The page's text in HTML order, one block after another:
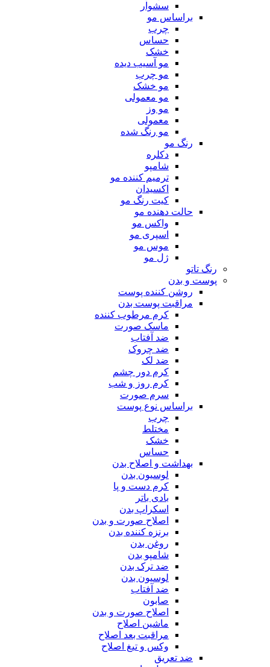
سشوار
براساس مو
چرب
حساس
خشک
مو آسیب دیده
مو چرب
مو خشک
مو معمولی
مو وز
معمولی
مو رنگ شده
رنگ مو
دکلره
شامپو
ترمیم کننده مو
اکسیدان
کیت رنگ مو
حالت دهنده مو
واکس مو
اسپری مو
موس مو
ژل مو
رنگ تاتو
پوست و بدن
روشن کننده پوست
مراقبت پوست بدن
کرم مرطوب کننده
ماسک صورت
ضد آفتاب
ضد چروک
ضد لک
کرم دور چشم
کرم روز و شب
سرم صورت
براساس نوع پوست
چرب
مختلط
خشک
حساس
بهداشت و اصلاح بدن
لوسیون بدن
کرم دست و پا
بادی باتر
اسکراپ بدن
اصلاح صورت و بدن
برنزه کننده بدن
روغن بدن
شامپو بدن
ضد ترک بدن
لوسیون بدن
ضد آفتاب
صابون
اصلاح صورت و بدن
ماشین اصلاح
مراقبت بعد اصلاح
وکس و تیغ اصلاح
ضد تعریق